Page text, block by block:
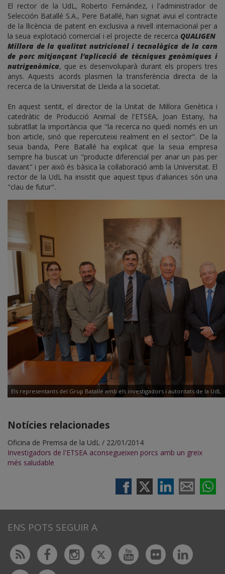
El rector de la UdL, Roberto Fernández, i l'administrador de
Selección Batallé S.A., Pere Batallé, han signat avui el contracte
de la llicència de patent en exclusiva a nivell internacional per a
la seua explotació comercial i el projecte de recerca QUALIGEN
Millora de la qualitat nutricional i tecnològica de la carn
de porc mitjançant l'aplicació de tècniques genòmiques i
nutrigenòmica, que es desenvoluparà durant els propers tres
anys. Aquests acords plasmen la transferència directa de la
recerca de la Universitat de Lleida a la societat.
En aquest sentit, el director de la Unitat de Millora Genètica i
catedràtic de Producció Animal de l'ETSEA, Joan Estany, ha
subratllat la importància que "la recerca no quedi només en un
bon article, sinó que repercuteixi realment en el sector". De la
seua banda, Pere Batallé ha explicat que la seua empresa
sempre ha buscat un "producte diferencial per anar un pas per
davant" i per això és bàsica la col·laboració amb la Universitat. El
rector de la UdL ha insistit que aquest tipus d'aliances són una
"clau de futur".
Els representants del Grup Batallé amb els investigadors i autoritats de la UdL
Notícies relacionades
Oficina de Premsa de la UdL / 22/01/2014
Investigadors de l'ETSEA aconsegueixen porcs amb un greix
més saludable
ENS POTS SEGUIR A
Rss FacebookInstagram
TwitterYoutubeFlickr